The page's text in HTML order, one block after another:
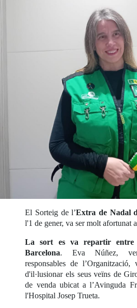
El Sorteig de l’Extra de Nadal
l'1 de gener, va ser molt afortunat
La sort es va repartir entre
Barcelona. Eva Núñez,
responsables de l’Organització,
d'il·lusionar els seus veïns de
de venda ubicat a l’Avinguda
l'Hospital Josep Trueta.